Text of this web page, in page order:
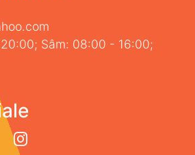
Sâm: 08:00 - 16:00;